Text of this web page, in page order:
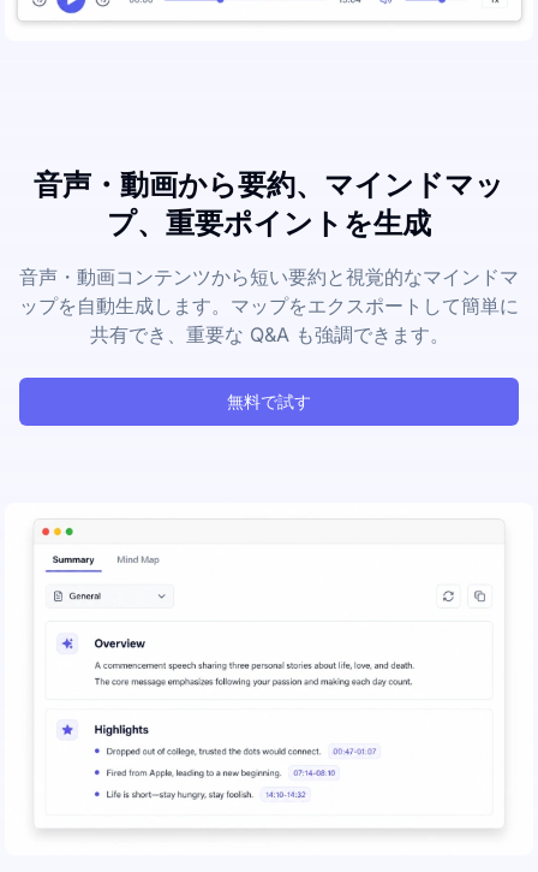
音声・動画から要約、マインドマッ
プ、重要ポイントを生成
音声・動画コンテンツから短い要約と視覚的なマインドマ
ップを自動生成します。マップをエクスポートして簡単に
共有でき、重要な Q&A も強調できます。
無料で試す